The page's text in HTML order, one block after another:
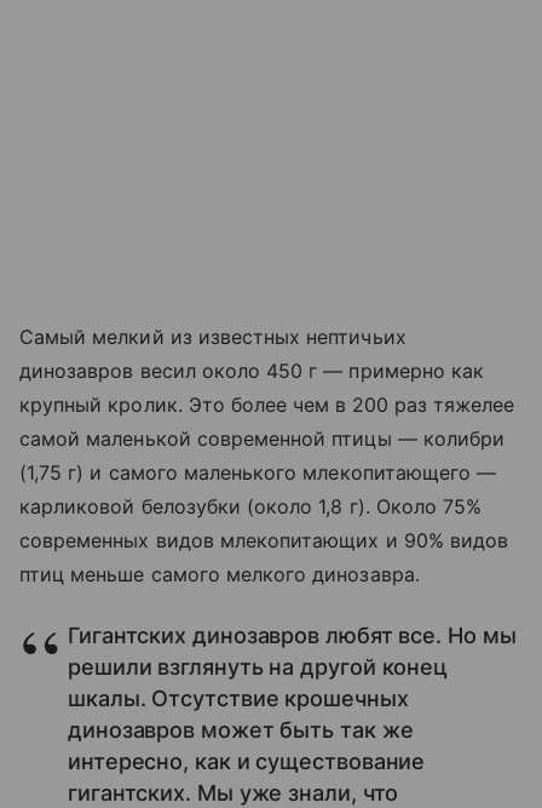
Самый мелкий из известных нептичьих
динозавров весил около 450 г — примерно как
крупный кролик. Это более чем в 200 раз тяжелее
самой маленькой современной птицы — колибри
(1,75 г) и самого маленького млекопитающего —
карликовой белозубки (около 1,8 г). Около 75%
современных видов млекопитающих и 90% видов
птиц меньше самого мелкого динозавра.
Гигантских динозавров любят все. Но мы
решили взглянуть на другой конец
шкалы. Отсутствие крошечных
динозавров может быть так же
интересно, как и существование
гигантских. Мы уже знали, что